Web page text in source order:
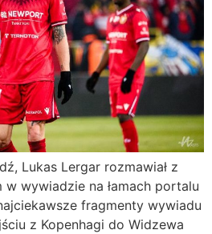
Lukas Lergar rozmawiał z
w wywiadzie na łamach portalu
fragmenty wywiadu
z Kopenhagi do Widzewa